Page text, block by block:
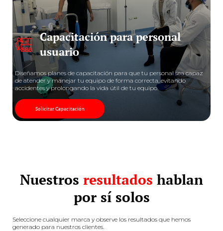
Capacitación para personal
usuario
Diseñamos planes de capacitación para que tu personal sea capaz
de atender y manejar tu equipo de forma correcta, evitando
accidentes y prolongando la vida útil de tu equipo.
Solicitar Capacitación
Nuestros resultados hablan
por sí solos
Seleccione cualquier marca y observe los resultados que hemos
generado para nuestros clientes.